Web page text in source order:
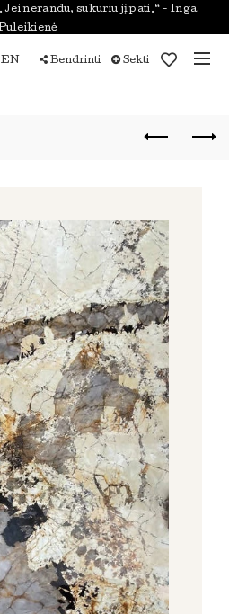
Jei nerandu, sukuriu jį pati.“ - Inga
EN Bendrinti Sekti